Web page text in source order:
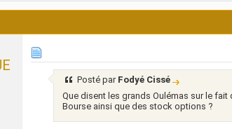
Posté par Fodyé Cissé
Que disent les grands Oulémas sur le
Bourse ainsi que des stock options ?